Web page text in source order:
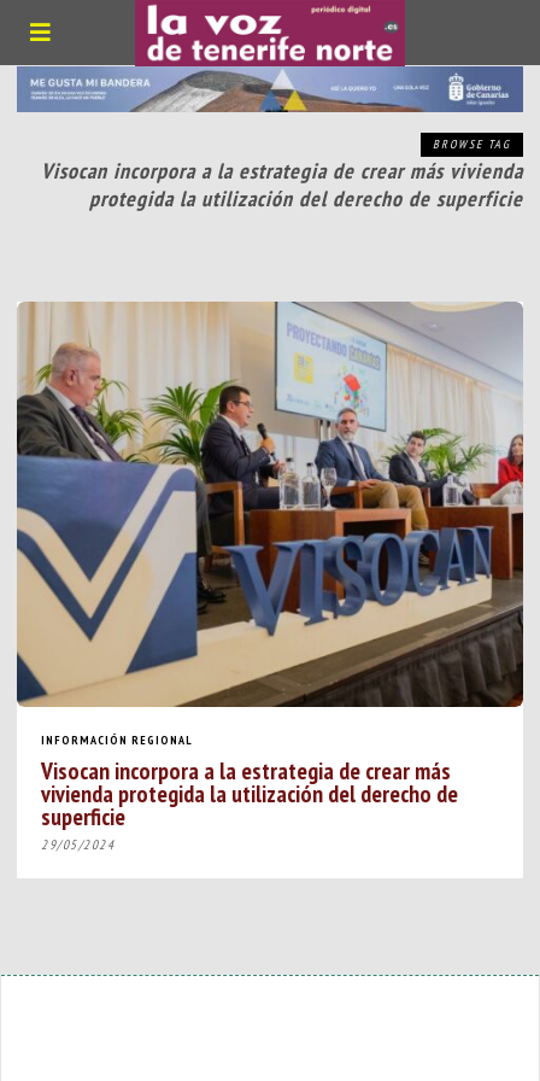
BROWSE TAG
Visocan incorpora a la estrategia de crear más vivienda
protegida la utilización del derecho de superficie
INFORMACIÓN REGIONAL
Visocan incorpora a la estrategia de crear más
vivienda protegida la utilización del derecho de
superficie
29/05/2024